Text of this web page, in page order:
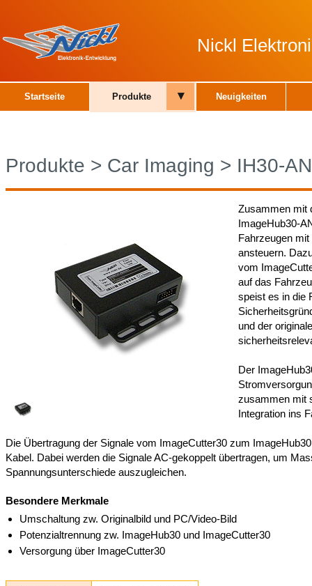
Nickl
Startseite Produkte ▾ Neuigkeiten
Produkte > Car Imaging > IH30-
Zusammen mit
ImageHub30-
Fahrzeugen
ansteuern.
vom
auf das
speist es in die
und der
Der
zusammen mit
Integration ins
Die Übertragung der Signale vom ImageCutter30 zum
Kabel. Dabei werden die Signale AC-gekoppelt übertragen, um
Spannungsunterschiede auszugleichen.
Besondere Merkmale
Umschaltung zw. Originalbild und PC/Video-Bild
Potenzialtrennung zw. ImageHub30 und ImageCutter30
Versorgung über ImageCutter30